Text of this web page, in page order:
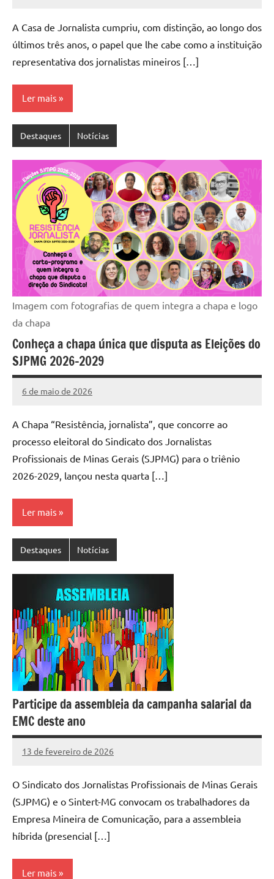
A Casa de Jornalista cumpriu, com distinção, ao longo dos
últimos três anos, o papel que lhe cabe como a instituição
representativa dos jornalistas mineiros […]
Ler mais
Destaques Notícias
Imagem com fotografias de quem integra a chapa e logo
da chapa
Conheça a chapa única que disputa as Eleições do
SJPMG 2026-2029
6 de maio de 2026
Rafael
Nenhum
A Chapa “Resistência, jornalista”, que concorre ao
processo eleitoral do Sindicato dos Jornalistas
Profissionais de Minas Gerais (SJPMG) para o triênio
2026-2029, lançou nesta quarta […]
Ler mais
Destaques Notícias
Participe da assembleia da campanha salarial da
EMC deste ano
13 de fevereiro de 2026
Marcelo
Nenhum
O Sindicato dos Jornalistas Profissionais de Minas Gerais
(SJPMG) e o Sintert-MG convocam os trabalhadores da
Empresa Mineira de Comunicação, para a assembleia
híbrida (presencial […]
Ler mais